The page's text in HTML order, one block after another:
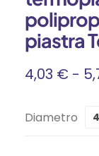
piastra
4,03 € -
Diametro